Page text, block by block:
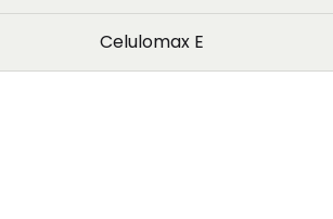
Celulomax E